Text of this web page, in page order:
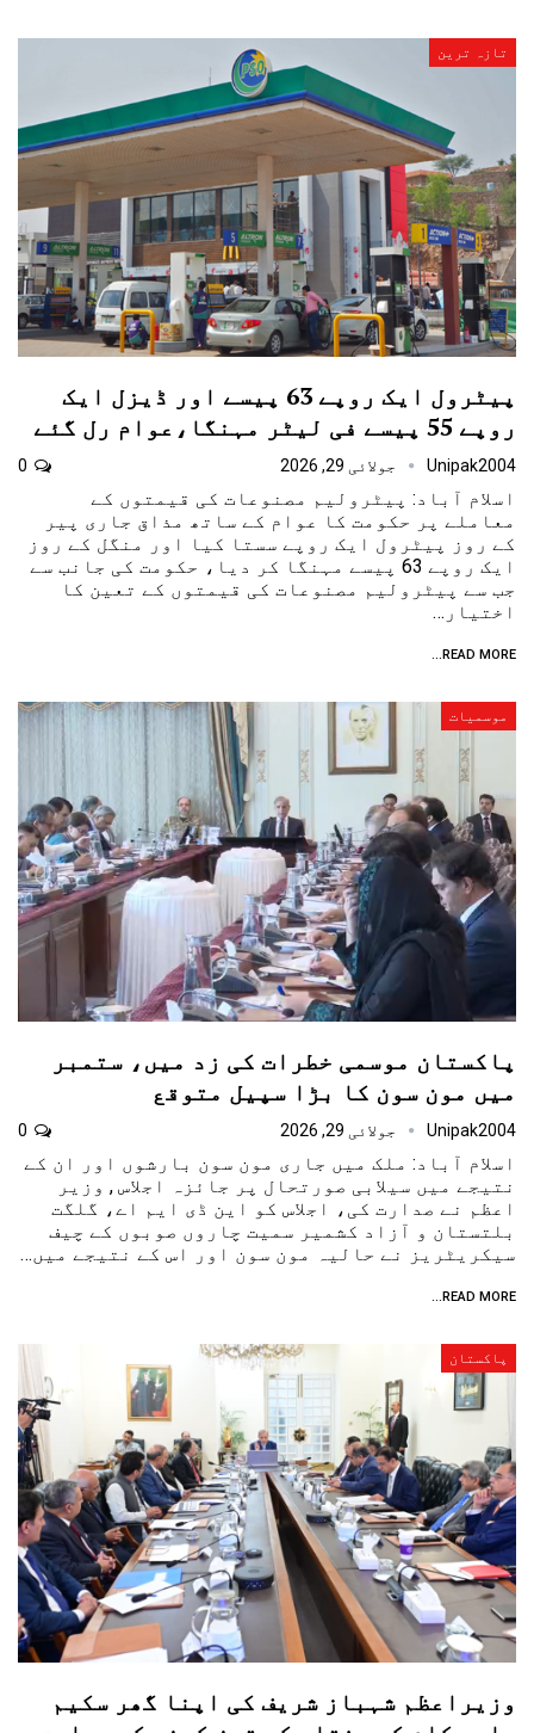
تازہ ترین
پیٹرول ایک روپے 63 پیسے اور ڈیزل ایک
روپے 55 پیسے فی لیٹر مہنگا،عوام رل گئے
Unipak2004 جولائی 29, 2026
اسلام آباد: پیٹرولیم مصنوعات کی قیمتوں کے
معاملے پر حکومت کا عوام کے ساتھ مذاق جاری پیر
کے روز پیٹرول ایک روپے سستا کیا اور منگل کے روز
ایک روپے 63 پیسے مہنگا کر دیا، حکومت کی جانب سے
جب سے پیٹرولیم مصنوعات کی قیمتوں کے تعین کا
اختیار…
READ MORE...
موسمیات
پاکستان موسمی خطرات کی زد میں، ستمبر
میں مون سون کا بڑا سپیل متوقع
Unipak2004 جولائی 29, 2026
اسلام آباد: ملک میں جاری مون سون بارشوں اور ان کے
نتیجے میں سیلابی صورتحال پر جائزہ اجلاس , وزیر
اعظم نے صدارت کی، اجلاس کو این ڈی ایم اے، گلگت
بلتستان و آزاد کشمیر سمیت چاروں صوبوں کے چیف
سیکریٹریز نے حالیہ مون سون اور اس کے نتیجے میں…
READ MORE...
پاکستان
وزیراعظم شہباز شریف کی اپنا گھر سکیم